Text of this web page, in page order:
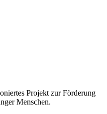
Projekt zur Förderung
Menschen.